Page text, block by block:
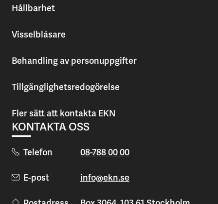
Hållbarhet
Visselblåsare
Behandling av personuppgifter
Tillgänglighetsredogörelse
Fler sätt att kontakta EKN
KONTAKTA OSS
Telefon 08-788 00 00
E-post info@ekn.se